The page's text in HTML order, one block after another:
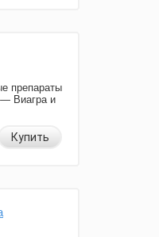
препараты
— Виагра и
Купить